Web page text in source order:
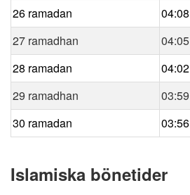
26 ramadan
04:08
27 ramadhan
04:05
28 ramadan
04:02
29 ramadhan
03:59
30 ramadan
03:56
Islamiska bönetider